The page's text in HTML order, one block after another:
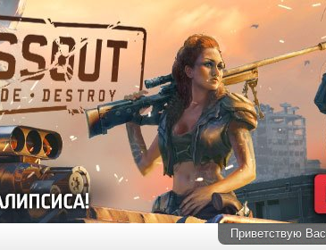
Приветствую Вас